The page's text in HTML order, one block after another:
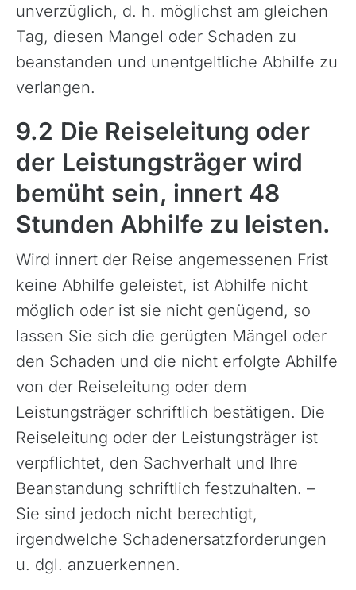
unverzüglich, d. h. möglichst am gleichen
Tag, diesen Mangel oder Schaden zu
beanstanden und unentgeltliche Abhilfe zu
verlangen.
9.2 Die Reiseleitung oder
der Leistungsträger wird
bemüht sein, innert 48
Stunden Abhilfe zu leisten.
Wird innert der Reise angemessenen Frist
keine Abhilfe geleistet, ist Abhilfe nicht
möglich oder ist sie nicht genügend, so
lassen Sie sich die gerügten Mängel oder
den Schaden und die nicht erfolgte Abhilfe
von der Reiseleitung oder dem
Leistungsträger schriftlich bestätigen. Die
Reiseleitung oder der Leistungsträger ist
verpflichtet, den Sachverhalt und Ihre
Beanstandung schriftlich festzuhalten. –
Sie sind jedoch nicht berechtigt,
irgendwelche Schadenersatzforderungen
u. dgl. anzuerkennen.